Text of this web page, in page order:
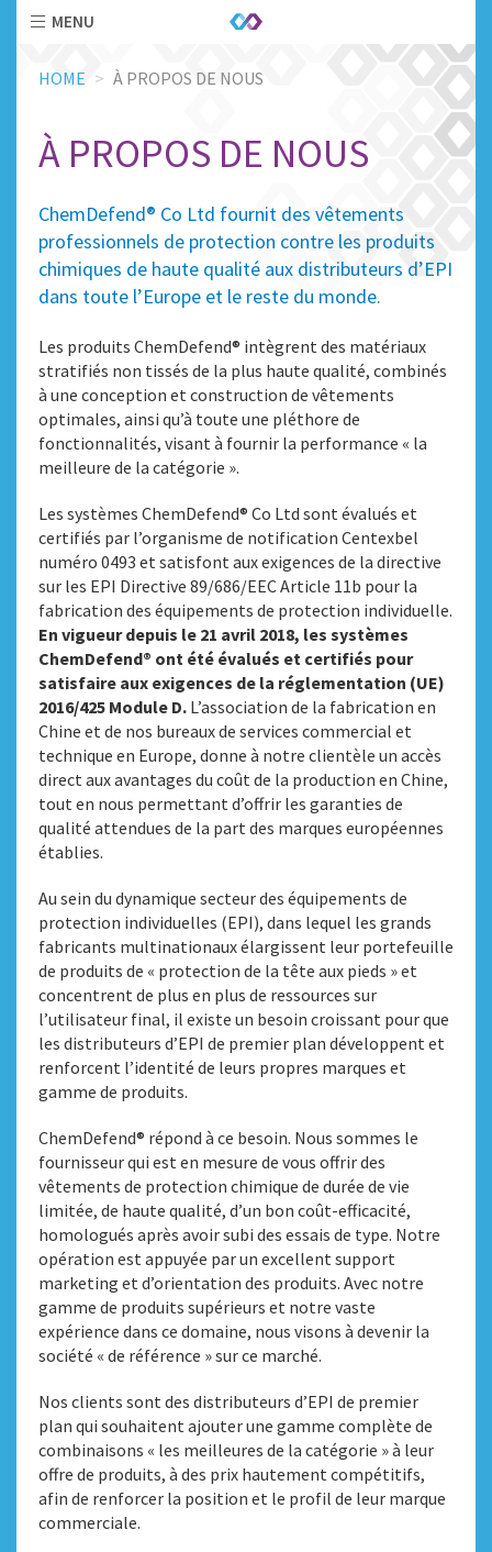
content
HOME À PROPOS DE NOUS
À PROPOS DE NOUS
ChemDefend® Co Ltd fournit des vêtements
professionnels de protection contre les produits
chimiques de haute qualité aux distributeurs d’EPI
dans toute l’Europe et le reste du monde.
Les produits ChemDefend® intègrent des matériaux
stratifiés non tissés de la plus haute qualité, combinés
à une conception et construction de vêtements
optimales, ainsi qu’à toute une pléthore de
fonctionnalités, visant à fournir la performance « la
meilleure de la catégorie ».
Les systèmes ChemDefend® Co Ltd sont évalués et
certifiés par l’organisme de notification Centexbel
numéro 0493 et satisfont aux exigences de la directive
sur les EPI Directive 89/686/EEC Article 11b pour la
fabrication des équipements de protection individuelle.
En vigueur depuis le 21 avril 2018, les systèmes
ChemDefend® ont été évalués et certifiés pour
satisfaire aux exigences de la réglementation (UE)
2016/425 Module D. L’association de la fabrication en
Chine et de nos bureaux de services commercial et
technique en Europe, donne à notre clientèle un accès
direct aux avantages du coût de la production en Chine,
tout en nous permettant d’offrir les garanties de
qualité attendues de la part des marques européennes
établies.
Au sein du dynamique secteur des équipements de
protection individuelles (EPI), dans lequel les grands
fabricants multinationaux élargissent leur portefeuille
de produits de « protection de la tête aux pieds » et
concentrent de plus en plus de ressources sur
l’utilisateur final, il existe un besoin croissant pour que
les distributeurs d’EPI de premier plan développent et
renforcent l’identité de leurs propres marques et
gamme de produits.
ChemDefend® répond à ce besoin. Nous sommes le
fournisseur qui est en mesure de vous offrir des
vêtements de protection chimique de durée de vie
limitée, de haute qualité, d’un bon coût-efficacité,
homologués après avoir subi des essais de type. Notre
opération est appuyée par un excellent support
marketing et d’orientation des produits. Avec notre
gamme de produits supérieurs et notre vaste
expérience dans ce domaine, nous visons à devenir la
société « de référence » sur ce marché.
Nos clients sont des distributeurs d’EPI de premier
plan qui souhaitent ajouter une gamme complète de
combinaisons « les meilleures de la catégorie » à leur
offre de produits, à des prix hautement compétitifs,
afin de renforcer la position et le profil de leur marque
commerciale.
MENU